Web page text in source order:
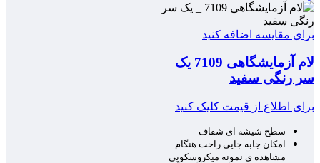
برای مقایسه اضافه کنید
لام آزمایشگاهی 7109 یک
سر رنگی سفید
برای اطلاع از قیمت کلیک کنید
سطح شیشه ای شفاف
امکان جابه جایی راحت هنگام
مشاهده ی نمونه میکروسکوپی